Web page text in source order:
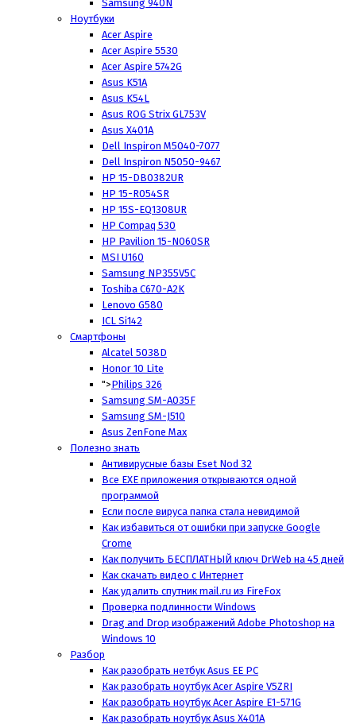
Samsung 940N
Ноутбуки
Acer Aspire
Acer Aspire 5530
Acer Aspire 5742G
Asus K51A
Asus K54L
Asus ROG Strix GL753V
Asus X401A
Dell Inspiron M5040-7077
Dell Inspiron N5050-9467
HP 15-DB0382UR
HP 15-R054SR
HP 15S-EQ1308UR
HP Compaq 530
HP Pavilion 15-N060SR
MSI U160
Samsung NP355V5C
Toshiba C670-A2K
Lenovo G580
ICL Si142
Смартфоны
Alcatel 5038D
Honor 10 Lite
">Philips 326
Samsung SM-A035F
Samsung SM-J510
Asus ZenFone Max
Полезно знать
Антивирусные базы Eset Nod 32
Все EXE приложения открываются одной
программой
Если после вируса папка стала невидимой
Как избавиться от ошибки при запуске Google
Crome
Как получить БЕСПЛАТНЫЙ ключ DrWeb на 45 дней
Как скачать видео с Интернет
Как удалить спутник mail.ru из FireFox
Проверка подлинности Windows
Drag and Drop изображений Adobe Photoshop на
Windows 10
Разбор
Как разобрать нетбук Asus EE PC
Как разобрать ноутбук Acer Aspire V5ZRI
Как разобрать ноутбук Acer Aspire E1-571G
Как разобрать ноутбук Asus X401A